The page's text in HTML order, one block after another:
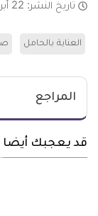
تاريخ النشر: 22 أبريل 2020
العناية بالحامل
المراجع
قد يعجبك أيضا